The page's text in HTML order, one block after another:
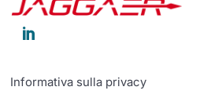

Informativa sulla privacy